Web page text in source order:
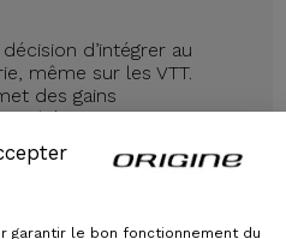
garantir le bon fonctionnement du
d’intégrer au
même sur les VTT.
des gains
esthétique sur un
surtout de
des gaines et
d’éliminer les
son que vous